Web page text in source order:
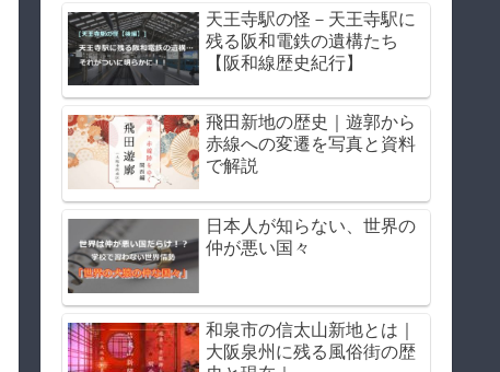
天王寺駅の怪－天王寺駅に
残る阪和電鉄の遺構たち
【阪和線歴史紀行】
飛田新地の歴史｜遊郭から
赤線への変遷を写真と資料
で解説
日本人が知らない、世界の
仲が悪い国々
和泉市の信太山新地とは｜
大阪泉州に残る風俗街の歴